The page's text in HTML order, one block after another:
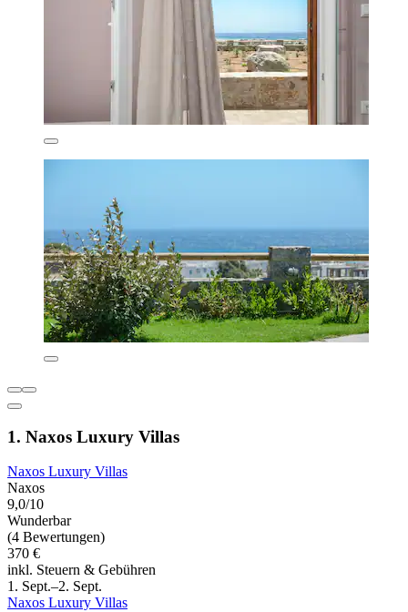
1. Naxos Luxury Villas
Naxos Luxury Villas
Naxos
9,0/10
Wunderbar
(4 Bewertungen)
370 €
inkl. Steuern & Gebühren
1. Sept.–2. Sept.
Naxos Luxury Villas